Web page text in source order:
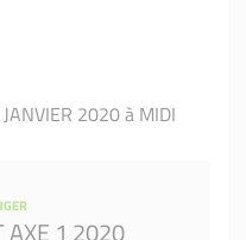
2020 à MIDI
AXE 1 2020